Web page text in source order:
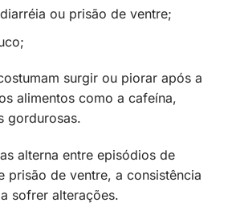
ou prisão de ventre;
surgir ou piorar após a
alimentos como a cafeína,
gordurosas.
alterna entre episódios de
prisão de ventre, a consistência
sofrer alterações.